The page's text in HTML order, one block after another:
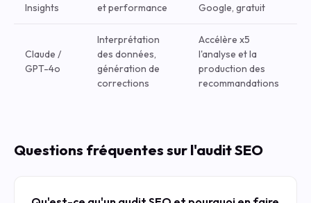
Insights
et performance
Google, gratuit
Claude /
GPT-4o
Interprétation
des données,
génération de
corrections
Accélère x5
l'analyse et la
production des
recommandations
Questions fréquentes sur l'audit SEO